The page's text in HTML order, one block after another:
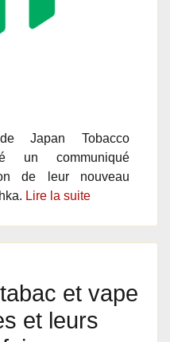
Japan Tobacco
un communiqué
de leur nouveau
Lire la suite
et vape
et leurs